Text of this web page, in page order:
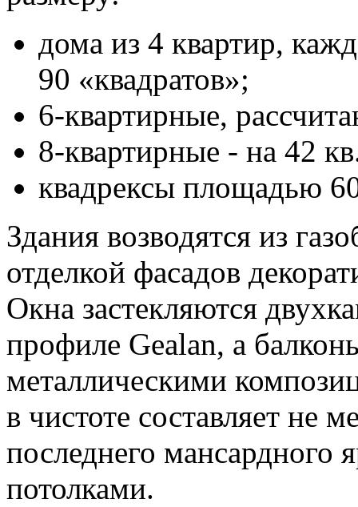
дома из 4 квартир,
90 «квадратов»;
6-квартирные,
8-квартирные - на 42
квадрексы площадью
Здания возводятся из
отделкой фасадов
Окна застекляются
профиле Gealan, а
металлическими
в чистоте составляет не
последнего мансардного
потолками.